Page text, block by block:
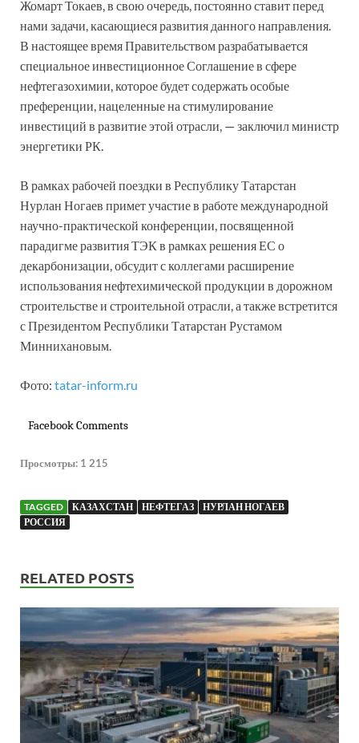
Жомарт Токаев, в свою очередь, постоянно ставит перед
нами задачи, касающиеся развития данного направления.
В настоящее время Правительством разрабатывается
специальное инвестиционное Соглашение в сфере
нефтегазохимии, которое будет содержать особые
преференции, нацеленные на стимулирование
инвестиций в развитие этой отрасли, — заключил министр
энергетики РК.
В рамках рабочей поездки в Республику Татарстан
Нурлан Ногаев примет участие в работе международной
научно-практической конференции, посвященной
парадигме развития ТЭК в рамках решения ЕС о
декарбонизации, обсудит с коллегами расширение
использования нефтехимической продукции в дорожном
строительстве и строительной отрасли, а также встретится
с Президентом Республики Татарстан Рустамом
Миннихановым.
Фото: tatar-inform.ru
Facebook Comments
Просмотры: 1 215
TAGGED КАЗАХСТАН НЕФТЕГАЗ
НУРЛАН НОГАЕВ
РОССИЯ
RELATED POSTS